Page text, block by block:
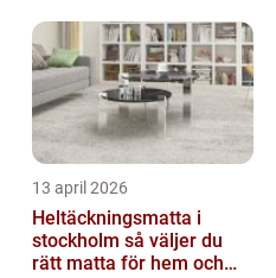
13 april 2026
Heltäckningsmatta i
stockholm så väljer du
rätt matta för hem och